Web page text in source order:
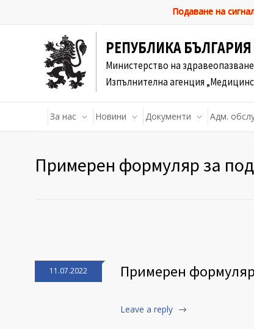
Подаване на
РЕПУБЛИКА БЪЛГАРИЯ
Министерство на
Изпълнителна агенция
За нас Новини Документи Адм.
Примерен формуляр за
11.07.2022 Примерен
Leave a reply